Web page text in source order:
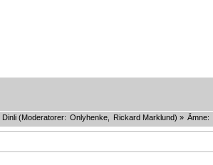
Dinli(Moderatorer: Onlyhenke, Rickard Marklund) » Ämne: